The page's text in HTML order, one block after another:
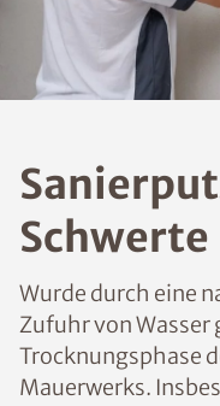
Schwerte
Wurde durch eine
Zufuhr von
Trocknungsphase
Mauerwerks.